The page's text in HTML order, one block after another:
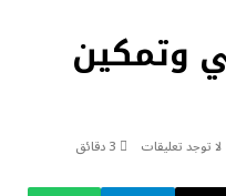
وتمكين
لا توجد تعليقات 3 دقائق